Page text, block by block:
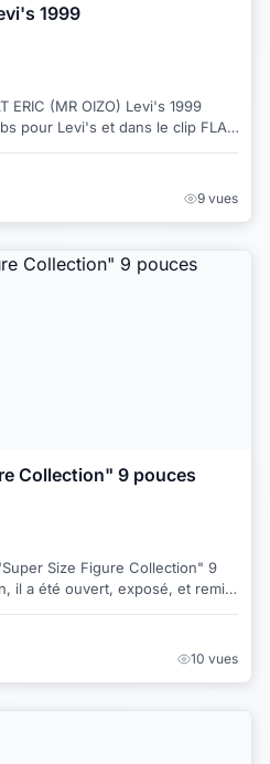
1999
ERIC (MR OIZO) Levi's 1999
pour Levi's et dans le clip FLAT
9 vues
Collection" 9 pouces
Size Figure Collection" 9
10 vues